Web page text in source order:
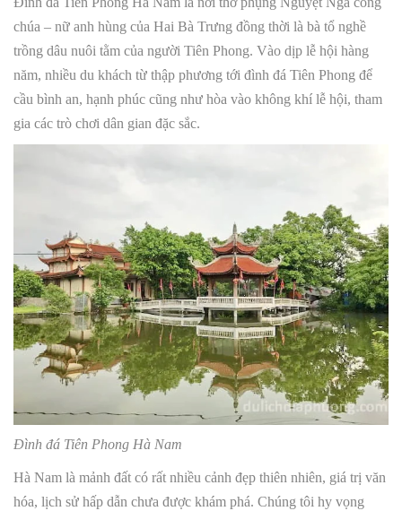
chúa – nữ anh hùng của Hai Bà Trưng đồng thời là bà tổ nghề
trồng dâu nuôi tằm của người Tiên Phong. Vào dịp lễ hội hàng
năm, nhiều du khách từ thập phương tới đình đá Tiên Phong để
cầu bình an, hạnh phúc cũng như hòa vào không khí lễ hội, tham
gia các trò chơi dân gian đặc sắc.
Đình đá Tiên Phong Hà Nam
Hà Nam là mảnh đất có rất nhiều cảnh đẹp thiên nhiên, giá trị văn
hóa, lịch sử hấp dẫn chưa được khám phá. Chúng tôi hy vọng